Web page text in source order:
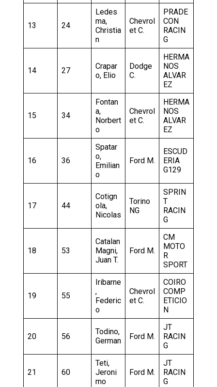
13 24
Ledes
ma,
Christia
n
Chevrol
et C.
PRADE
CON
RACIN
G
14 27
Crapar
o, Elio
Dodge
C.
HERMA
NOS
ALVAR
EZ
15 34
Fontan
a,
Norbert
o
Chevrol
et C.
HERMA
NOS
ALVAR
EZ
16 36
Spatar
o,
Emilian
o
Ford M.
ESCUD
ERIA
G129
17 44
Cotign
ola,
Nicolas
Torino
NG
SPRIN
T
RACIN
G
18 53
Catalan
Magni,
Juan T.
Ford M.
CM
MOTO
R
SPORT
19 55
Iribarne
,
Federic
o
Chevrol
et C.
COIRO
COMP
ETICIO
N
20 56
Todino,
German
Ford M.
JT
RACIN
G
21 60
Teti,
Jeroni
mo
Ford M.
JT
RACIN
G